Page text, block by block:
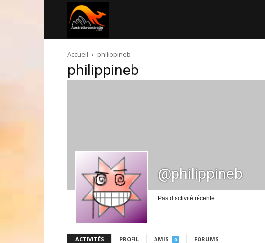
australie.com
Accueil philippineb
philippineb
@philippineb
Pas d’activité récente
ACTIVITÉS PROFIL AMIS 0 FORUMS